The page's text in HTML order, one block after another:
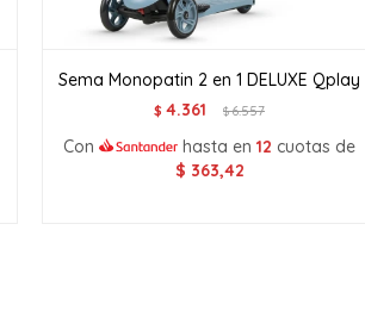
Sema Monopatin 2 en 1 DELUXE Qplay
$ 4.361 $6.557
Con hasta en12 cuotas de
$ 363,42